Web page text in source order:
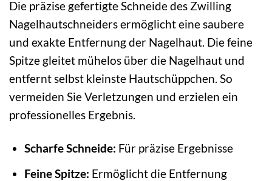
Die präzise gefertigte Schneide des Zwilling
Nagelhautschneiders ermöglicht eine saubere
und exakte Entfernung der Nagelhaut. Die feine
Spitze gleitet mühelos über die Nagelhaut und
entfernt selbst kleinste Hautschüppchen. So
vermeiden Sie Verletzungen und erzielen ein
professionelles Ergebnis.
Scharfe Schneide: Für präzise Ergebnisse
Feine Spitze: Ermöglicht die Entfernung